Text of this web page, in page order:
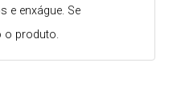
e enxágue. Se
o produto.